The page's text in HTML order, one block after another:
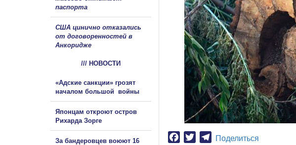
Facebook
TwitterTelegram
Поделиться
паспорта
США цинично отказались
от договоренностей в
Анкоридже
/// НОВОСТИ
«Адские санкции» грозят
началом большой войны
Японцам откроют остров
Рихарда Зорге
За бандеровцев воюют 16